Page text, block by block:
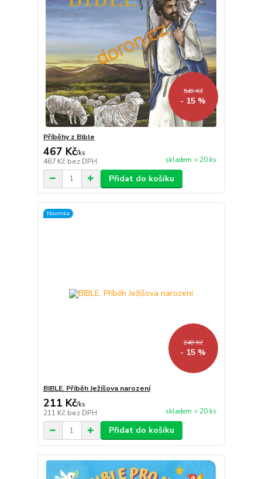
549 Kč
- 15 %
Příběhy z Bible
467 Kč/ks
467 Kč bez DPH skladem > 20 ks
Přidat do košíku
Novinka
248 Kč
- 15 %
BIBLE. Příběh Ježíšova narození
211 Kč/ks
211 Kč bez DPH skladem > 20 ks
Přidat do košíku